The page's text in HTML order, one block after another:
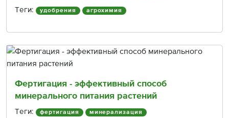
Теги: удобрения агрохимия
Фертигация - эффективный способ
минерального питания растений
Теги: фертигация минерализация